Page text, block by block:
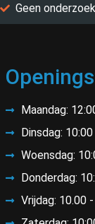
Geen
Maandag:
Dinsdag:
Woensdag:
Donderdag:
Vrijdag: 10.00